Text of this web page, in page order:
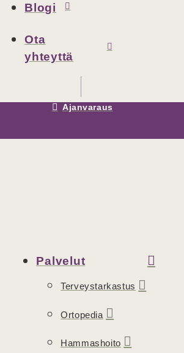
Blogi
Ota
yhteyttä
Ajanvaraus
Palvelut
Terveystarkastus
Ortopedia
Hammashoito